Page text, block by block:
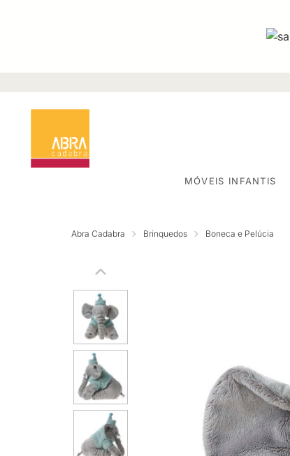
MÓVEIS INFANTIS
Abra Cadabra Brinquedos Boneca e Pelúcia